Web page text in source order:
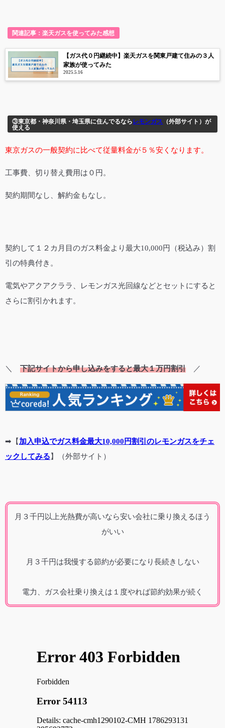
関連記事：楽天ガスを使ってみた感想
【ガス代０円継続中】楽天ガスを関東戸建て住みの３人
家族が使ってみた
2025.5.16
③東京都・神奈川県・埼玉県に住んでるならレモンガス （外部サイト）が
使える
東京ガスの一般契約に比べて従量料金が５％安くなります。
工事費、切り替え費用は０円。
契約期間なし、解約金もなし。
契約して１２カ月目のガス料金より最大10,000円（税込み）割
引の特典付き。
電気やアクアクララ、レモンガス光回線などとセットにすると
さらに割引かれます。
＼ 下記サイトから申し込みをすると最大１万円割引 ／
➡【加入申込でガス料金最大10,000円割引のレモンガスをチェ
ックしてみる】（外部サイト）
月３千円以上光熱費が高いなら安い会社に乗り換えるほう
がいい
月３千円は我慢する節約が必要になり長続きしない
電力、ガス会社乗り換えは１度やれば節約効果が続く